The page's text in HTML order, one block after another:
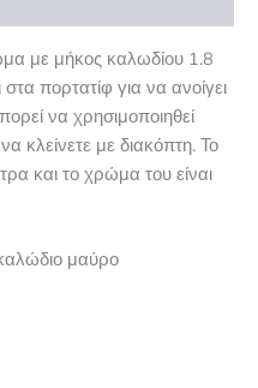
με μήκος καλωδίου 1.8
πορτατίφ για να ανοίγει
να χρησιμοποιηθεί
κλείνετε με διακόπτη. Το
και το χρώμα του είναι
μαύρο